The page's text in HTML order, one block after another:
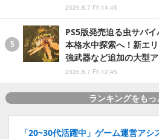
2026.8.7 Fri 14:45
PS5版発売迫る虫サバ
本格水中探索へ！新エ
強武器など追加の大型
2026.8.7 Fri 12:45
ランキングをもっ
「20~30代活躍中」ゲーム運営ア